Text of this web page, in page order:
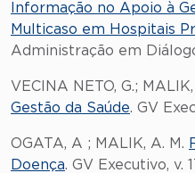
Informação no Apoio à
Multicaso em Hospitais
Administração em Diálogo
VECINA NETO, G.; MALIK,
Gestão da Saúde. GV
OGATA, A ; MALIK, A. M.
Doença. GV Executivo, v.